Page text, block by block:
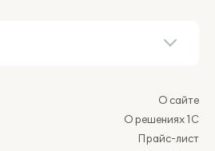
О сайте
О решениях 1С
Прайс-лист